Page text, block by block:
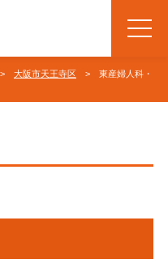
大阪市天王寺区 > 東産婦人科・